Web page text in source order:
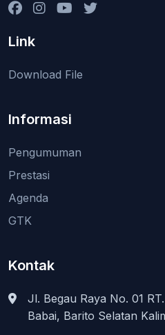
Link
Download File
Informasi
Pengumuman
Prestasi
Agenda
GTK
Kontak
Jl. Begau Raya No. 01
Babai, Barito Selatan